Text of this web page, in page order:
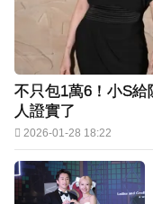
不只包1萬6！小S
人證實了
2026-01-28 18:22